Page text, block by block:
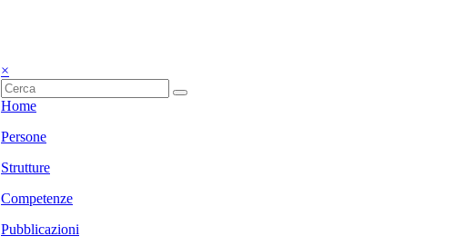
×
Home
Persone
Strutture
Competenze
Pubblicazioni